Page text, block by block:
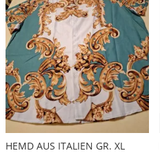
HEMD AUS ITALIEN GR. XL